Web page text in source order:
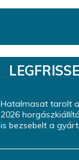
Hatalmasat tarolt
2026
is bezsebelt a